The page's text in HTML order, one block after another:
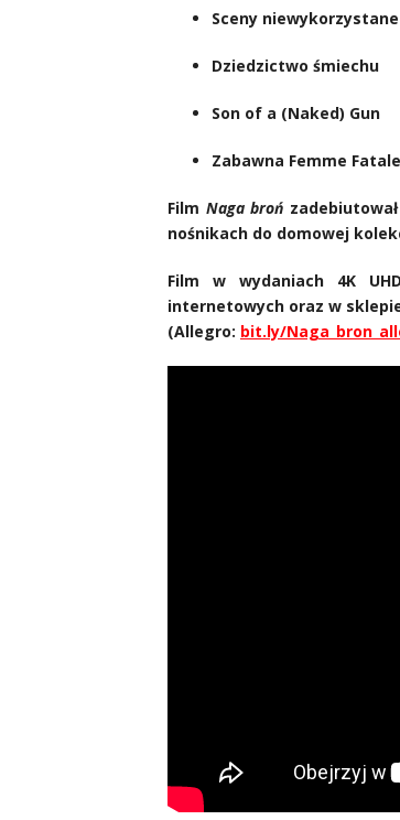
Sceny niewykorzystane
Dziedzictwo śmiechu
Son of a (Naked) Gun
Zabawna Femme
Film Naga broń
nośnikach do domowej
Film w wydaniach 4K
internetowych oraz w
(Allegro: bit.ly/